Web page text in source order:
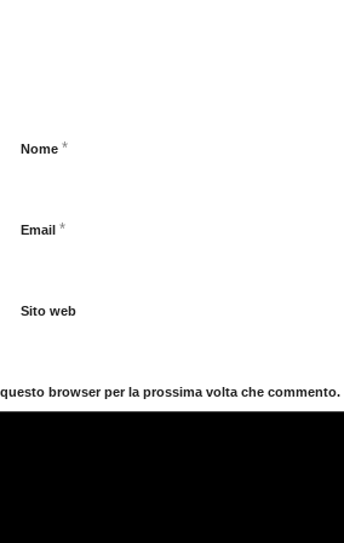
Nome *
Email *
Sito web
browser per la prossima volta che commento.